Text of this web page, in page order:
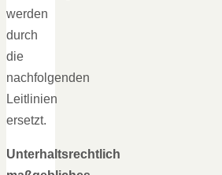
werden
durch
die
nachfolgenden
Leitlinien
ersetzt.
Unterhaltsrechtlich